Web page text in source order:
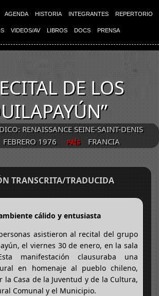
AGENDA HISTORIA INTEGRANTES REPERTORIO
VIDEOS/AV LIBROS DOCS PRENSA
DE LOS
RENAISSANCE SEINE-SAINT-DENIS
FEBRERO 1976 PAÍS FRANCIA
TRANSCRITA/TRADUCIDA
cálido y entusiasta
asistieron al recital del grupo
el viernes 30 de enero, en la sala
manifestación clausuraba una
en homenaje al pueblo chileno,
la Casa de la Juventud y de la Cultura,
Comunal y el Municipio.